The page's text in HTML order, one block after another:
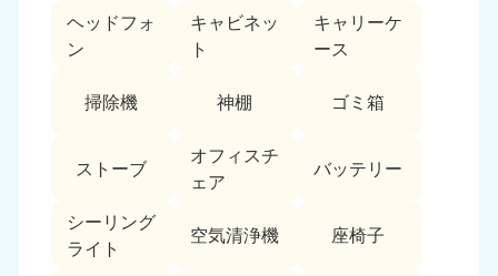
ヘッドフォ
ン
キャビネッ
ト
キャリーケ
ース
掃除機 神棚 ゴミ箱
ストーブ
オフィスチ
ェア
バッテリー
シーリング
ライト
空気清浄機 座椅子
福島県
050-1881-5271
東京都
050-1881-5265
9:00〜19:00 年中無休
神奈川県